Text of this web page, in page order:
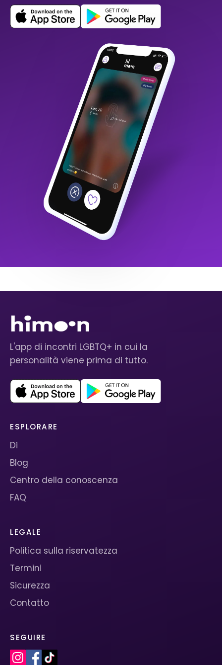
L'app di incontri LGBTQ+ in cui la
personalità viene prima di tutto.
ESPLORARE
Di
Blog
Centro della conoscenza
FAQ
LEGALE
Politica sulla riservatezza
Termini
Sicurezza
Contatto
SEGUIRE